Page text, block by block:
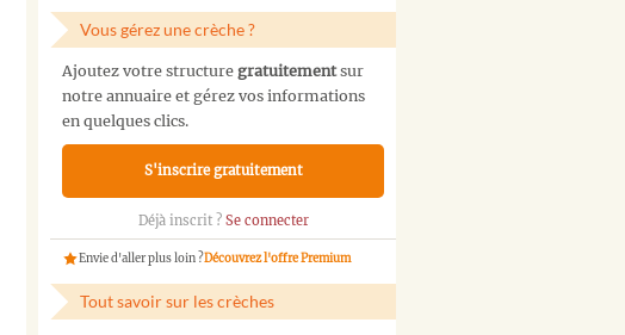
Vous gérez une crèche ?
Ajoutez votre structure gratuitementsur
notre annuaire et gérez vos informations
en quelques clics.
S'inscrire gratuitement
Déjà inscrit ? Se connecter
Envie d'aller plus loin ?Découvrez l'offre Premium
Tout savoir sur les crèches